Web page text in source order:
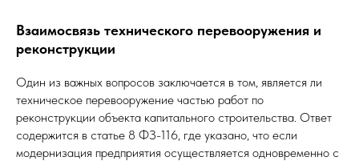
Взаимосвязь технического перевооружения и
реконструкции
Один из важных вопросов заключается в том, является ли
техническое перевооружение частью работ по
реконструкции объекта капитального строительства. Ответ
содержится в статье 8 ФЗ-116, где указано, что если
модернизация предприятия осуществляется одновременно с